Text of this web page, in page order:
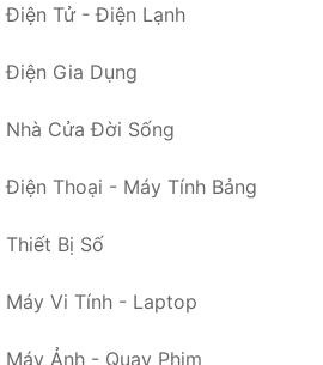
Điện Tử - Điện Lạnh
Điện Gia Dụng
Nhà Cửa Đời Sống
Điện Thoại - Máy Tính Bảng
Thiết Bị Số
Máy Vi Tính - Laptop
Máy Ảnh - Quay Phim